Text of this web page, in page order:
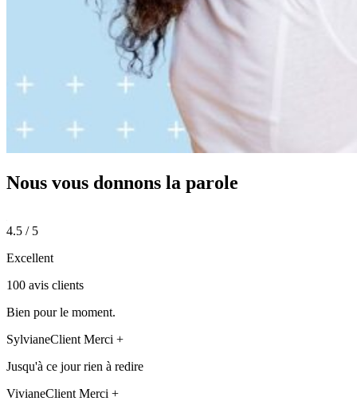
Nous vous donnons la parole
4.5 / 5
Excellent
100 avis clients
Bien pour le moment.
SylvianeClient Merci +
Jusqu'à ce jour rien à redire
VivianeClient Merci +